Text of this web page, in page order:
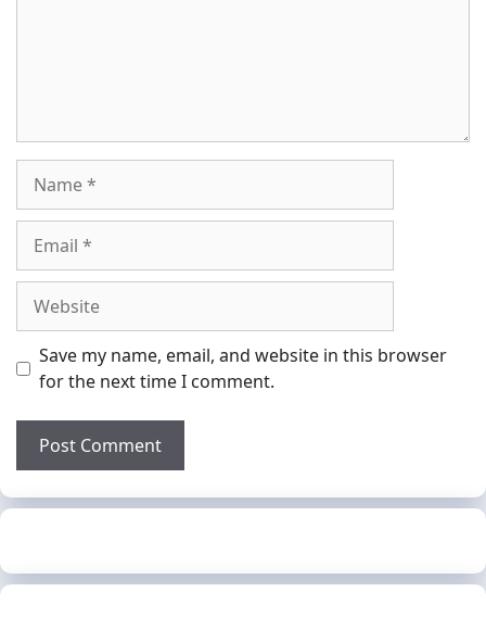
Save my name, email, and website in this browser
for the next time I comment.